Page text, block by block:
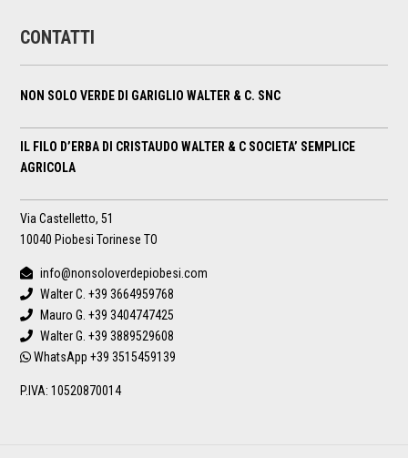
CONTATTI
NON SOLO VERDE DI GARIGLIO WALTER & C. SNC
IL FILO D’ERBA DI CRISTAUDO WALTER & C SOCIETA’ SEMPLICE
AGRICOLA
Via Castelletto, 51
10040 Piobesi Torinese TO
info@nonsoloverdepiobesi.com
Walter C.+39 3664959768
Mauro G.+39 3404747425
Walter G.+39 3889529608
WhatsApp+39 3515459139
P.IVA: 10520870014